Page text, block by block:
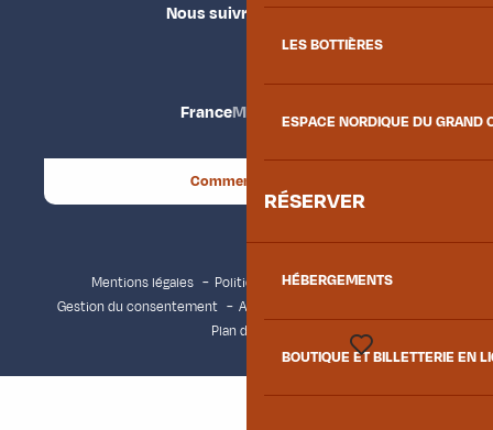
LES BOTTIÈRES
ESPACE NORDIQUE DU GRAND
RÉSERVER
HÉBERGEMENTS
BOUTIQUE ET BILLETTERIE EN
Nous suivre
FranceMaurienne
Comment venir ?
Mentions légales
Politique de confidentialité
Gestion du consentement
Accessibilité : non conforme
Plan du site